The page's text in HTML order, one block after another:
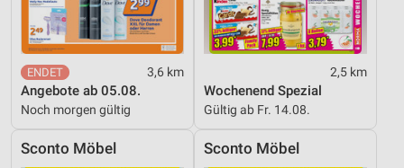
3,6 km
Angebote ab 05.08.
Noch morgen gültig
2,5 km
Wochenend Spezial
Gültig ab Fr. 14.08.
Sconto Möbel Sconto Möbel